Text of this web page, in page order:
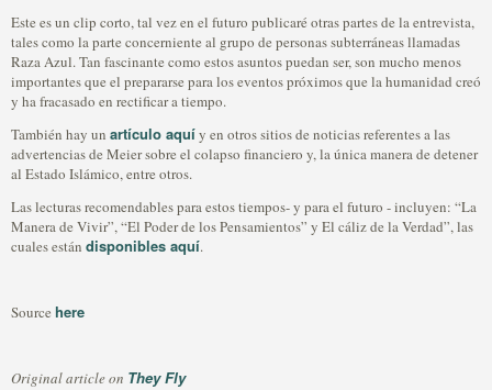
Este es un clip corto, tal vez en el futuro publicaré otras partes de la entrevista,
tales como la parte concerniente al grupo de personas subterráneas llamadas
Raza Azul. Tan fascinante como estos asuntos puedan ser, son mucho menos
importantes que el prepararse para los eventos próximos que la humanidad creó
y ha fracasado en rectificar a tiempo.
También hay un artículo aquíy en otros sitios de noticias referentes a las
advertencias de Meier sobre el colapso financiero y, la única manera de detener
al Estado Islámico, entre otros.
Las lecturas recomendables para estos tiempos- y para el futuro - incluyen: “La
Manera de Vivir”, “El Poder de los Pensamientos” y El cáliz de la Verdad”, las
cuales están disponibles aquí.
Source here
Original article on They Fly